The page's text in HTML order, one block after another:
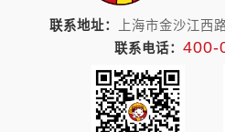
联系地址：
上海市金沙江西
联系电话： 400-